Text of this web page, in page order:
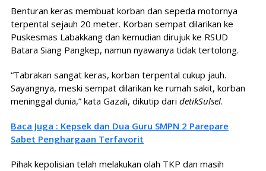
Benturan keras membuat korban dan sepeda motornya
terpental sejauh 20 meter. Korban sempat dilarikan ke
Puskesmas Labakkang dan kemudian dirujuk ke RSUD
Batara Siang Pangkep, namun nyawanya tidak tertolong.
“Tabrakan sangat keras, korban terpental cukup jauh.
Sayangnya, meski sempat dilarikan ke rumah sakit, korban
meninggal dunia,” kata Gazali, dikutip dari detikSulsel.
Baca Juga : Kepsek dan Dua Guru SMPN 2 Parepare
Sabet Penghargaan Terfavorit
Pihak kepolisian telah melakukan olah TKP dan masih